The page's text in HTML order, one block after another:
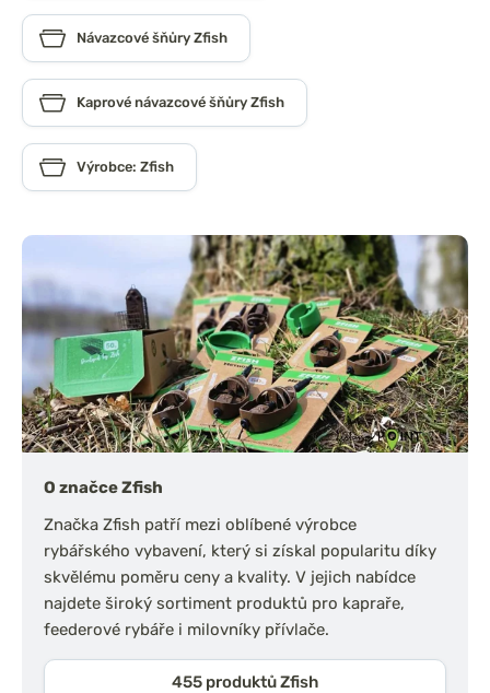
Návazcové šňůry Zfish
Kaprové návazcové šňůry Zfish
Výrobce: Zfish
O značce Zfish
Značka Zfish patří mezi oblíbené výrobce
rybářského vybavení, který si získal popularitu díky
skvělému poměru ceny a kvality. V jejich nabídce
najdete široký sortiment produktů pro kapraře,
feederové rybáře i milovníky přívlače.
455 produktů Zfish